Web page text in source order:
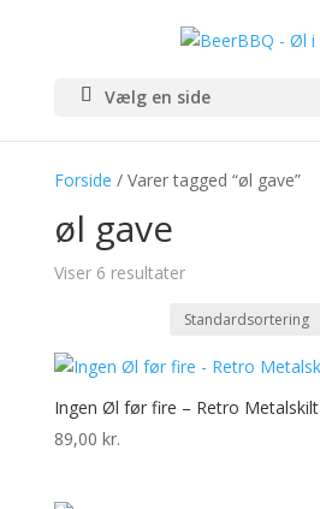
Vælg en side
Forside / Varer tagged “øl gave”
øl gave
Viser 6 resultater
Ingen Øl før fire – Retro Metalskilt
89,00 kr.